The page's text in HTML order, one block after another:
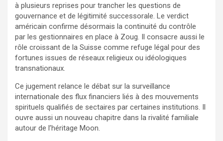
à plusieurs reprises pour trancher les questions de
gouvernance et de légitimité successorale. Le verdict
américain confirme désormais la continuité du contrôle
par les gestionnaires en place à Zoug. Il consacre aussi le
rôle croissant de la Suisse comme refuge légal pour des
fortunes issues de réseaux religieux ou idéologiques
transnationaux.
Ce jugement relance le débat sur la surveillance
internationale des flux financiers liés à des mouvements
spirituels qualifiés de sectaires par certaines institutions. Il
ouvre aussi un nouveau chapitre dans la rivalité familiale
autour de l’héritage Moon.